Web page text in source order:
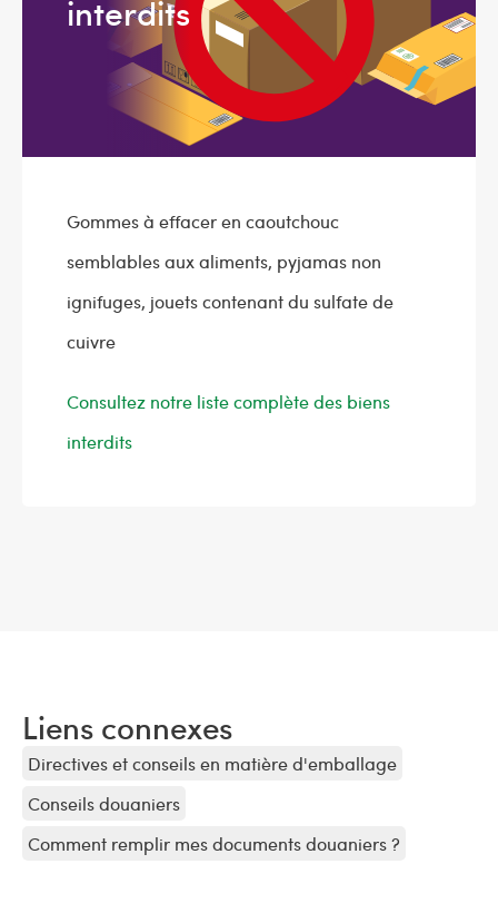
interdits
Gommes à effacer en caoutchouc
semblables aux aliments, pyjamas non
ignifuges, jouets contenant du sulfate de
cuivre
Consultez notre liste complète des biens
interdits
Liens connexes
Directives et conseils en matière d'emballage
Conseils douaniers
Comment remplir mes documents douaniers ?